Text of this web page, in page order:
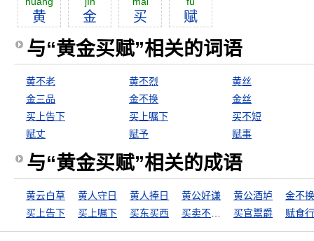
黄 金 买 赋
与“黄金买赋”相关的词语
黄不老 黄丕烈
黄丝
金三品
金不换
金丝
买上告下
买上嘱下
买不短
赋丈
赋予 赋事
与“黄金买赋”相关的成语
黄云白草 黄人守日 黄人捧日 黄公好谦 黄公酒垆
金不换
买上告下
买上嘱下 买东买西 买官鬻爵 赋食